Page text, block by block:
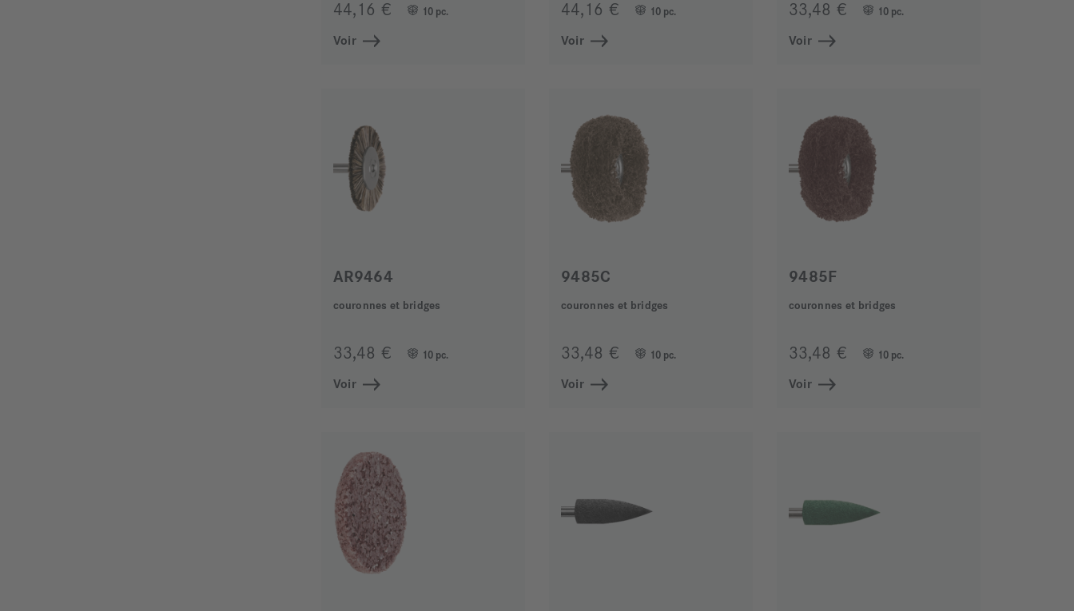
44,16 € 10 pc.
Voir
44,16 € 10 pc.
Voir
33,48 € 10 pc.
Voir
AR9464
couronnes et bridges
33,48 € 10 pc.
Voir
9485C
couronnes et bridges
33,48 € 10 pc.
Voir
9485F
couronnes et bridges
33,48 € 10 pc.
Voir